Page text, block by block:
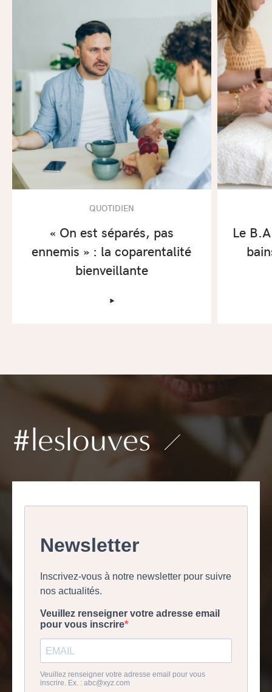
QUOTIDIEN
« On est séparés, pas
ennemis » : la coparentalité
bienveillante
‣
Le
#leslouves